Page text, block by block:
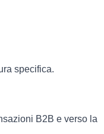
specifica.
B2B e verso la